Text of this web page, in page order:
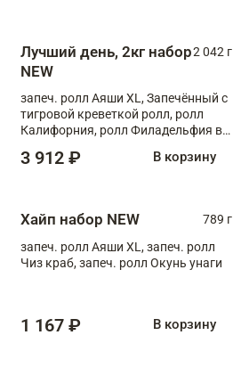
Лучший день, 2кг набор
NEW
2 042 г
запеч. ролл Аяши XL, Запечённый с
тигровой креветкой ролл, ролл
Калифорния, ролл Филадельфия в
запеч. ролл Моцарелломания, ролл
3 912 ₽ В корзину
Хайп набор NEW
789 г
запеч. ролл Аяши XL, запеч. ролл
Чиз краб, запеч. ролл Окунь унаги
1 167 ₽ В корзину